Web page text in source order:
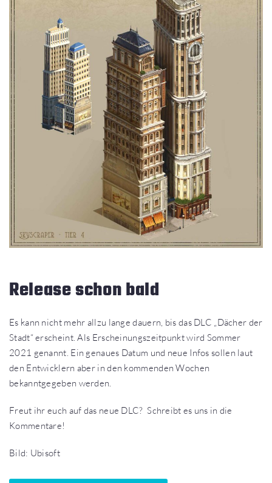
Release schon bald
Es kann nicht mehr allzu lange dauern, bis das DLC „Dächer der
Stadt“ erscheint. Als Erscheinungszeitpunkt wird Sommer
2021 genannt. Ein genaues Datum und neue Infos sollen laut
den Entwicklern aber in den kommenden Wochen
bekanntgegeben werden.
Freut ihr euch auf das neue DLC? Schreibt es uns in die
Kommentare!
Bild: Ubisoft